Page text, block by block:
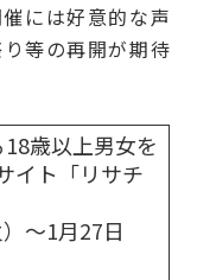
には好意的な声
等の再開が期待
歳以上男女を
イト「リサチ
～1月27日